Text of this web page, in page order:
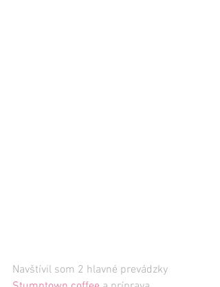
Navštívil som 2 hlavné prevádzky